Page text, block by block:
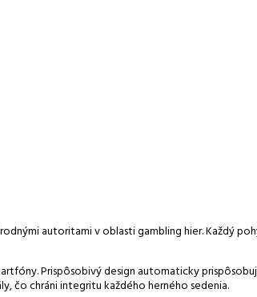
autoritami v oblasti gambling hier. Každý
Prispôsobivý design automaticky
čo chráni integritu každého herného sedenia.